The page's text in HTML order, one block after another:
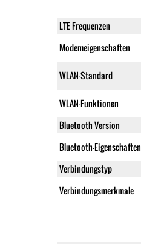
LTE Frequenzen
Modemeigenschaften
WLAN-Standard
WLAN-Funktionen
Bluetooth Version
Bluetooth-Eigenschaften
Verbindungstyp
Verbindungsmerkmale